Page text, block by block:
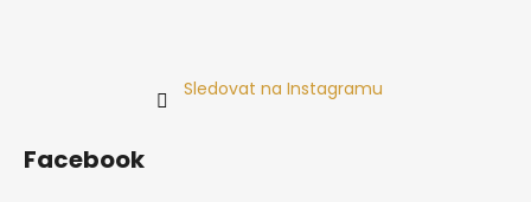
Sledovat na Instagramu
Facebook